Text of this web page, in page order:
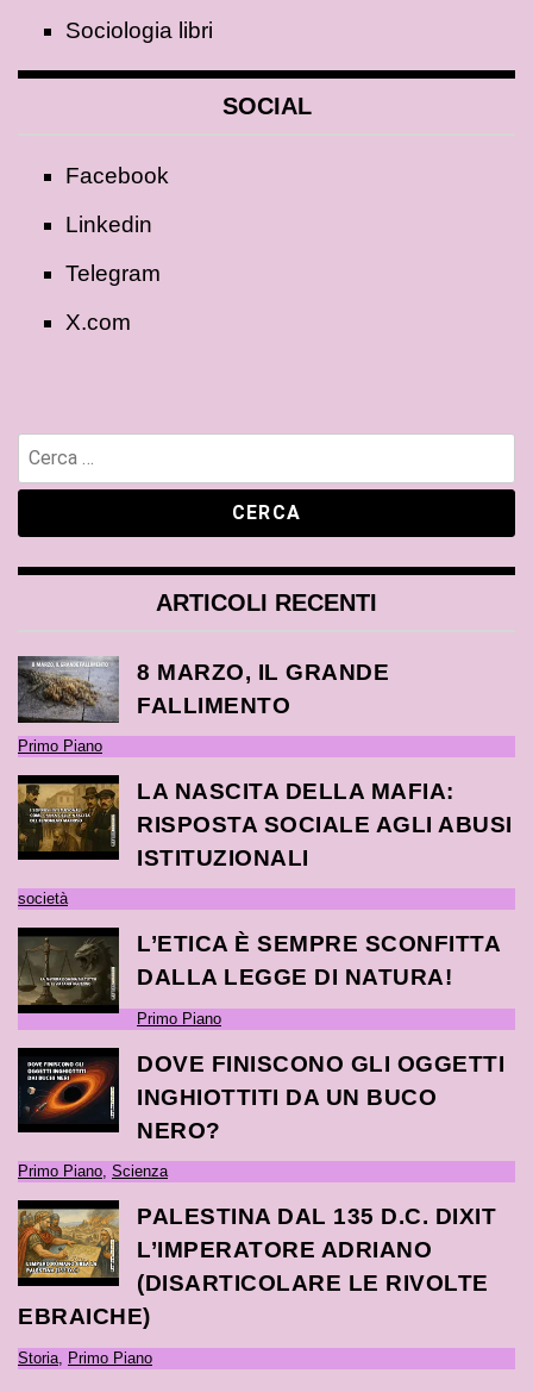
Sociologia libri
SOCIAL
Facebook
Linkedin
Telegram
X.com
ARTICOLI RECENTI
8 MARZO, IL GRANDE
FALLIMENTO
Primo Piano
LA NASCITA DELLA MAFIA:
RISPOSTA SOCIALE AGLI ABUSI
ISTITUZIONALI
società
L’ETICA È SEMPRE SCONFITTA
DALLA LEGGE DI NATURA!
Primo Piano
DOVE FINISCONO GLI OGGETTI
INGHIOTTITI DA UN BUCO
NERO?
Primo Piano, Scienza
PALESTINA DAL 135 D.C. DIXIT
L’IMPERATORE ADRIANO
(DISARTICOLARE LE RIVOLTE
EBRAICHE)
Storia Primo Piano